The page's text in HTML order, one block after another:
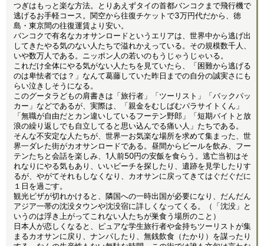
つぎはもっと楽な方法。とりあえずタイの首都バンコクまで飛行機で
逃げるお手軽コース。関空から往復チケットで3万円代だから、徳
島・東京間の往復運賃より安い。
バンコクで有名なカオサンロードというエリアは、世界中から逃げ出
してきたやる気のない人たちで溢れかえっている。その規模数千人、
いや数万人である。ニッポン人の若いのもうじゃうじゃいる。
これだけ全体にやる気がない人たちを見ていたら、「困難から逃げる
のは卑怯者では？」なんて葛藤していた昨日までの自分の誠実さにも
らい泣きしそうになる。
このグータラどもの肩書きは「旅行者」「ツーリスト」「バックパッ
カー」などであるが、実際は、「親金をむしばむパラサイトくん」
「無職が自由だとカン違いしているフーテン野郎」「短期バイトと放
浪の繰り返しでも自立してると思い込んでる痛い人」たちである。
そんな不安定な人たちが、世界一お気楽な場所を求めて集まった、世
界一ダレた街がカオサンロードである。昼間からビールを飲み、フー
テンたちと会話を楽しみ、1人前50円の安飯を食らう。逃亡当初はそ
れなりにやる気もあり、いいビーチを探したり、遺跡を見学したりす
るが、やがてそれもしなくなり、カオサンに戻ってきてはぐだぐだに
１日を過ごす。
観光ビザが切れかけると、隣国への一時出国が必要になり、だんだん
アジア一帯の沈没タウンや沈没宿に詳しくなってくる。（「沈没」と
いうのは浮き上がってこれない人たちが巣食う場所のこと）
日本人が恋しくなると、ピュアな学生旅行者や金持ちツーリストが集
まるカオサンに戻り、ナンパしたり、無銭飲食（たかり）を謀ったり